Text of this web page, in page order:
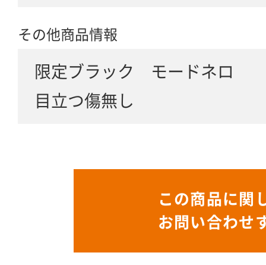
その他商品情報
限定ブラック モードネロ
目立つ傷無し
この商品に関
お問い合わせ